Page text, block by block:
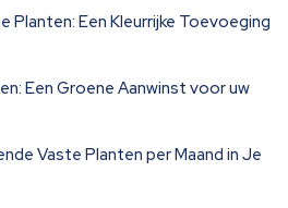
Planten: Een Kleurrijke Toevoeging
Een Groene Aanwinst voor uw
Vaste Planten per Maand in Je